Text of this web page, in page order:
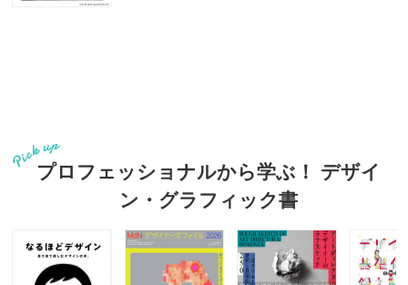
プロフェッショナルから学ぶ！ デザイ
ン・グラフィック書